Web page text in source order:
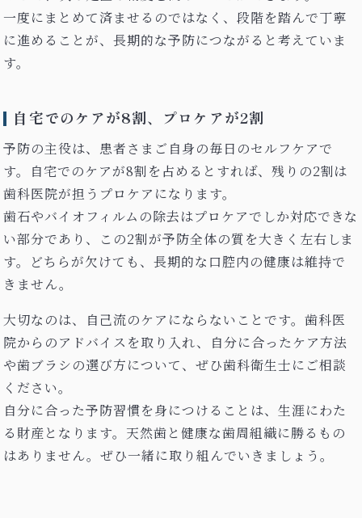
一度にまとめて済ませるのではなく、段階を踏んで丁寧
に進めることが、長期的な予防につながると考えていま
す。
自宅でのケアが8割、プロケアが2割
予防の主役は、患者さまご自身の毎日のセルフケアで
す。自宅でのケアが8割を占めるとすれば、残りの2割は
歯科医院が担うプロケアになります。
歯石やバイオフィルムの除去はプロケアでしか対応できな
い部分であり、この2割が予防全体の質を大きく左右しま
す。どちらが欠けても、長期的な口腔内の健康は維持で
きません。
大切なのは、自己流のケアにならないことです。歯科医
院からのアドバイスを取り入れ、自分に合ったケア方法
や歯ブラシの選び方について、ぜひ歯科衛生士にご相談
ください。
自分に合った予防習慣を身につけることは、生涯にわた
る財産となります。天然歯と健康な歯周組織に勝るもの
はありません。ぜひ一緒に取り組んでいきましょう。